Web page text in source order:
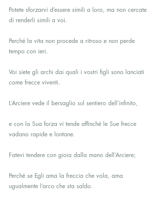
Potete sforzarvi d’essere simili a loro, ma non cercate
di renderli simili a voi.
Perché la vita non procede a ritroso e non perde
tempo con ieri.
Voi siete gli archi dai quali i vostri figli sono lanciati
come frecce viventi.
L’Arciere vede il bersaglio sul sentiero dell’infinito,
e con la Sua forza vi tende affinché le Sue frecce
vadano rapide e lontane.
Fatevi tendere con gioia dalla mano dell’Arciere;
Perché se Egli ama la freccia che vola, ama
ugualmente l’arco che sta saldo.